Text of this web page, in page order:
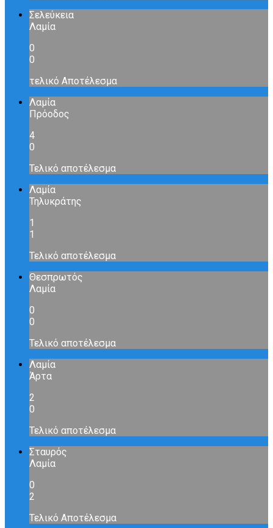
Σελεύκεια
Λαμία
0
0
τελικό Αποτέλεσμα
Λαμία
Πρόοδος
4
0
Τελικό αποτέλεσμα
Λαμία
Τηλυκράτης
1
1
Τελικό αποτέλεσμα
Θεσπρωτός
Λαμία
0
0
Τελικό αποτέλεσμα
Λαμία
Άρτα
2
0
Τελικό αποτέλεσμα
Σταυρός
Λαμία
0
2
Τελικό Αποτέλεσμα